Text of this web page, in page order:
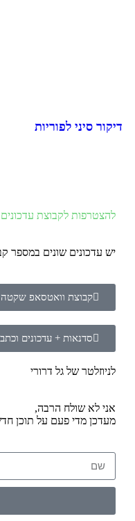
דיקור סיני לפוריות
להצטרפות לקבוצת
יש עדכונים שונים במספר
קבוצת וואטסאפ
סדנאות + עדכונים
לניוזלטר של גל דרורי
אני לא שולח הרבה,
מעדכן מדי פעם על תוכן